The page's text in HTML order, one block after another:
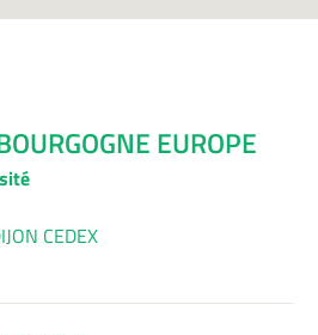
EUROPE
CEDEX